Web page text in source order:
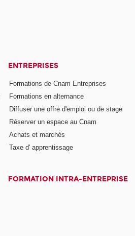
ENTREPRISES
Formations de Cnam Entreprises
Formations en alternance
Diffuser une offre d'emploi ou de stage
Réserver un espace au Cnam
Achats et marchés
Taxe d' apprentissage
FORMATION INTRA-ENTREPRISE